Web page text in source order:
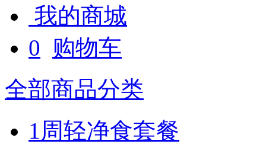
我的商城
0 购物车
全部商品分类
1周轻净食套餐